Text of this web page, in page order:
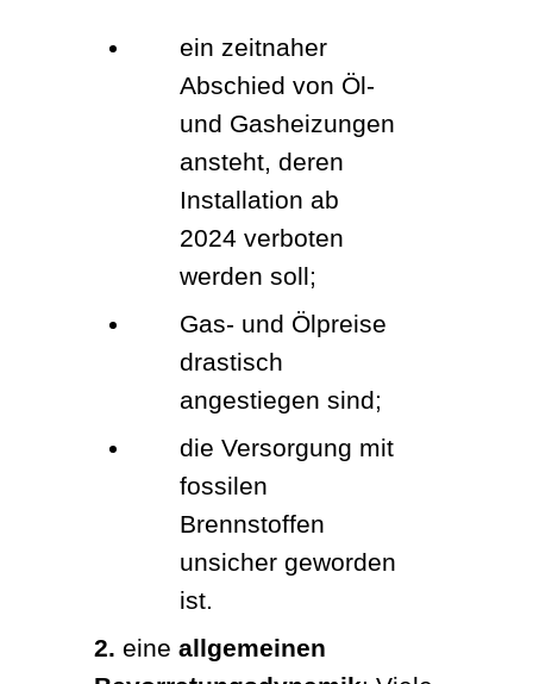
ein zeitnaher
Abschied von Öl-
und Gasheizungen
ansteht, deren
Installation ab
2024 verboten
werden soll;
Gas- und Ölpreise
drastisch
angestiegen sind;
die Versorgung mit
fossilen
Brennstoffen
unsicher geworden
ist.
2. eine allgemeinen